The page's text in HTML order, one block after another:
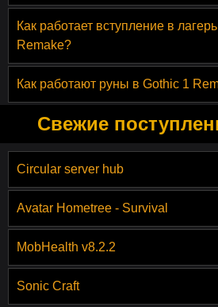
Как работает вступление в
Remake?
Как работают руны в Gothic 1
Свежие
Circular server hub
Avatar Hometree - Survival
MobHealth v8.2.2
Sonic Craft